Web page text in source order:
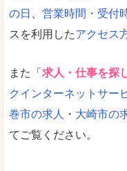
の日 、 営業時間・受付
スを利用したアクセス
また「 求人・仕事を探
クインターネットサー
巻市の求人
・ 大崎市の
てご覧ください。